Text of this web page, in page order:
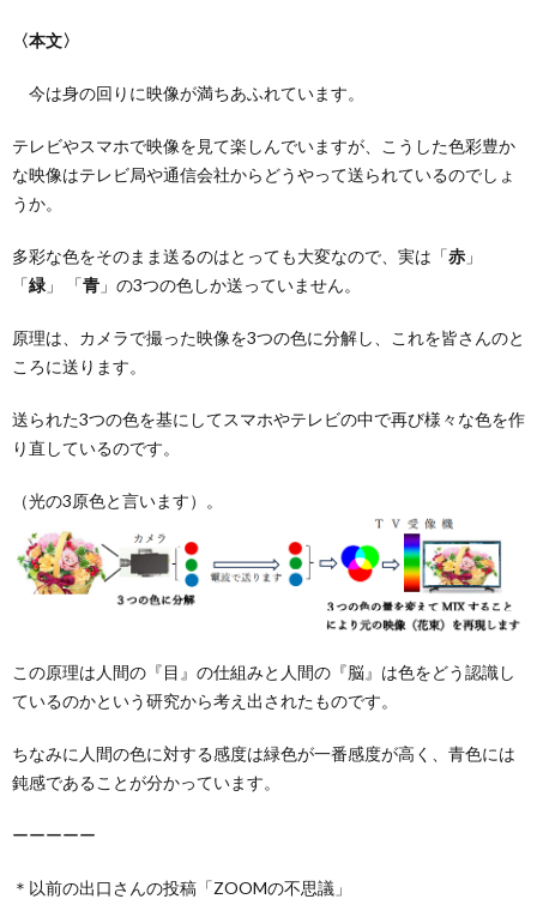
〈本文〉
今は身の回りに映像が満ちあふれています。
テレビやスマホで映像を見て楽しんでいますが、こうした色彩豊か
な映像はテレビ局や通信会社からどうやって送られているのでしょ
うか。
多彩な色をそのまま送るのはとっても大変なので、実は「赤 」
「緑 」 「青 」の3つの色しか送っていません。
原理は、カメラで撮った映像を3つの色に分解し、これを皆さんのと
ころに送ります。
送られた3つの色を基にしてスマホやテレビの中で再び様々な色を作
り直しているのです。
（光の3原色と言います）。
この原理は人間の『目』の仕組みと人間の『脳』は色をどう認識し
ているのかという研究から考え出されたものです。
ちなみに人間の色に対する感度は緑色が一番感度が高く、青色には
鈍感であることが分かっています。
ーーーーー
＊以前の出口さんの投稿「ZOOMの不思議」